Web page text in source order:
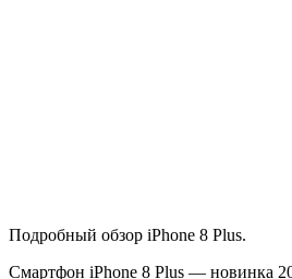
Подробный обзор iPhone 8 Plus.
Смартфон iPhone 8 Plus — новинка